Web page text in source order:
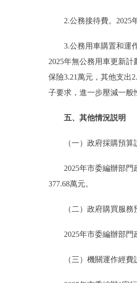
2.公務接待費。2025年
3.公務用車購置和運作
2025年無公務用車更新
保險3.21萬元，其他支出
子要求，進一步壓減一般
五、其他情況説明
（一）政府採購預算
2025年市委編辦部門政
377.68萬元。
（二）政府購買服務
2025年市委編辦部門
（三）機關運作經費